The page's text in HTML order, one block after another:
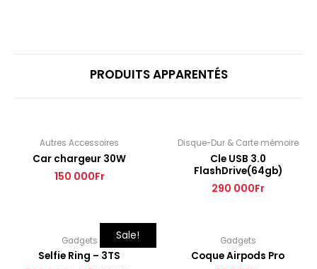
PRODUITS APPARENTÉS
Autres Accessoires
Car chargeur 30W
150 000Fr
Disque-Dur & Carte mémoire
Cle USB 3.0
FlashDrive(64gb)
290 000Fr
Sale!
Gadgets
Selfie Ring – 3TS
Gadgets
Coque Airpods Pro